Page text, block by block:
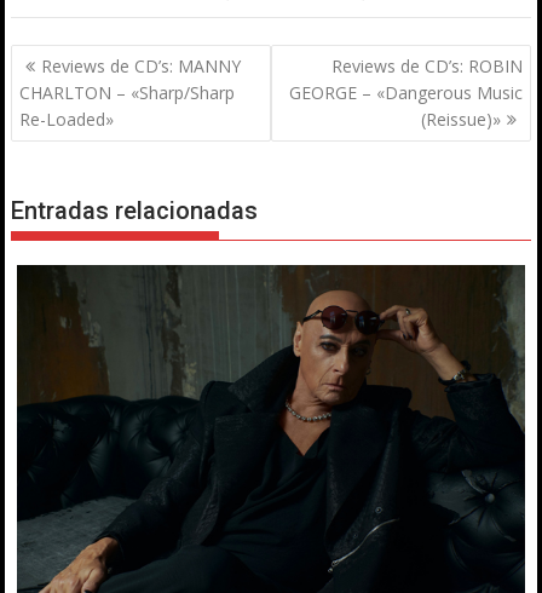
Navegación
de
entradas
Reviews de CD’s: MANNY
CHARLTON – «Sharp/Sharp
Re-Loaded»
Reviews de CD’s: ROBIN
GEORGE – «Dangerous Music
(Reissue)»
Entradas relacionadas